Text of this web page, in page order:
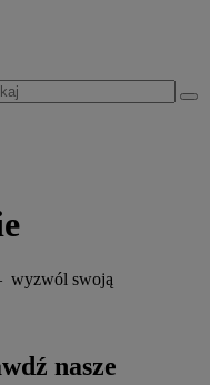
wyzwól swoją
nasze